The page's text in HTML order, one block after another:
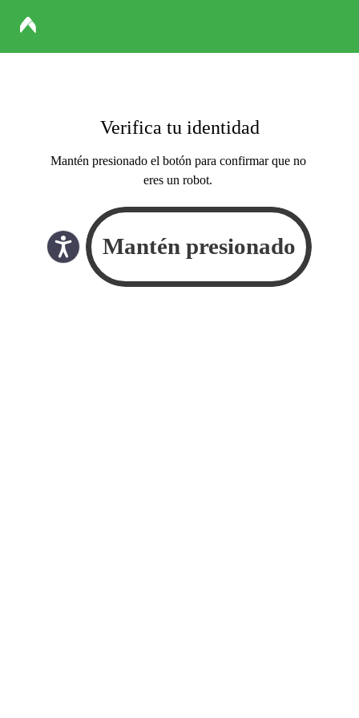
Verifica tu identidad
Mantén presionado el botón para confirmar que no
eres un robot.